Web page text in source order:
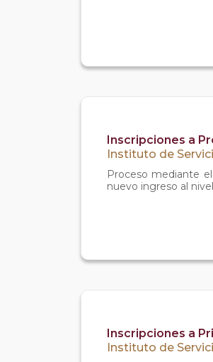
Inscripciones a
Instituto de
Proceso mediante
nuevo ingreso al
Inscripciones a
Instituto de